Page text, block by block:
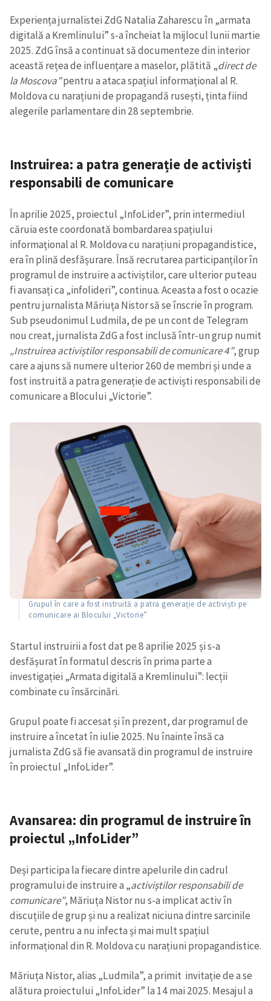
Experiența jurnalistei ZdG Natalia Zaharescu în „armata
digitală a Kremlinului” s-a încheiat la mijlocul lunii martie
2025. ZdG însă a continuat să documenteze din interior
această rețea de influențare a maselor, plătită „direct de
la Moscova”pentru a ataca spațiul informațional al R.
Moldova cu narațiuni de propagandă rusești, ținta fiind
alegerile parlamentare din 28 septembrie.
Instruirea: a patra generație de activiști
responsabili de comunicare
În aprilie 2025, proiectul „InfoLider”, prin intermediul
căruia este coordonată bombardarea spațiului
informațional al R. Moldova cu narațiuni propagandistice,
era în plină desfășurare. Însă recrutarea participanților în
programul de instruire a activiștilor, care ulterior puteau
fi avansați ca „infolideri”, continua. Aceasta a fost o ocazie
pentru jurnalista Măriuța Nistor să se înscrie în program.
Sub pseudonimul Ludmila, de pe un cont de Telegram
nou creat, jurnalista ZdG a fost inclusă într-un grup numit
„Instruirea activiștilor responsabili de comunicare 4”, grup
care a ajuns să numere ulterior 260 de membri și unde a
fost instruită a patra generație de activiști responsabili de
comunicare a Blocului „Victorie”.
Grupul în care a fost instruită a patra generație de activiști pe
comunicare ai Blocului „Victorie”
Startul instruirii a fost dat pe 8 aprilie 2025 și s-a
desfășurat în formatul descris în prima parte a
investigației „Armata digitală a Kremlinului”: lecții
combinate cu însărcinări.
Grupul poate fi accesat și în prezent, dar programul de
instruire a încetat în iulie 2025. Nu înainte însă ca
jurnalista ZdG să fie avansată din programul de instruire
în proiectul „InfoLider”.
Avansarea: din programul de instruire în
proiectul „InfoLider”
Deși participa la fiecare dintre apelurile din cadrul
programului de instruire a „activiștilor responsabili de
comunicare”, Măriuța Nistor nu s-a implicat activ în
discuțiile de grup și nu a realizat niciuna dintre sarcinile
cerute, pentru a nu infecta și mai mult spațiul
informațional din R. Moldova cu narațiuni propagandistice.
Măriuța Nistor, alias „Ludmila”, a primit invitație de a se
alătura proiectului „InfoLider” la 14 mai 2025. Mesajul a